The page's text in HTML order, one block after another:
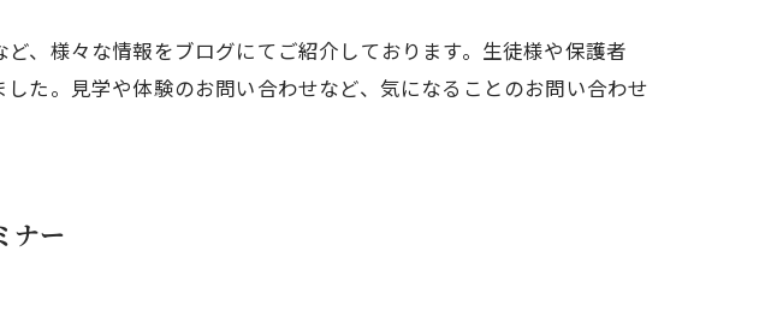
、様々な情報をブログにてご紹介しております。生徒様や保護者
た。見学や体験のお問い合わせなど、気になることのお問い合わせ
ナー